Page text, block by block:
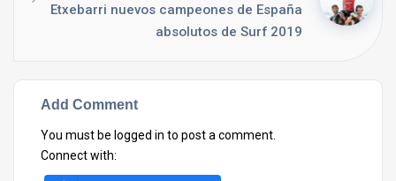
Etxebarri nuevos campeones de España
absolutos de Surf 2019
Add Comment
You must be logged in to post a comment.
Connect with: